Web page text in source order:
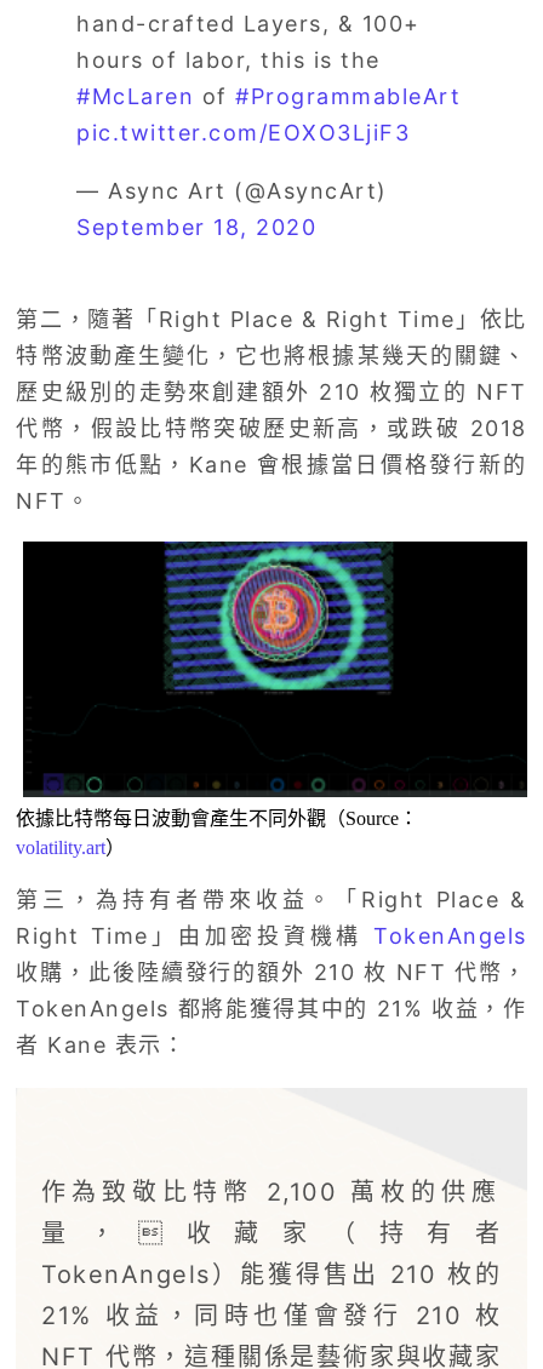
hand-crafted Layers, & 100+
hours of labor, this is the
#McLaren of#ProgrammableArt
pic.twitter.com/EOXO3LjiF3
— Async Art (@AsyncArt)
September 18, 2020
第二，隨著「Right Place & Right Time」依比
特幣波動產生變化，它也將根據某幾天的關鍵、
歷史級別的走勢來創建額外 210 枚獨立的 NFT
代幣，假設比特幣突破歷史新高，或跌破 2018
年的熊市低點，Kane 會根據當日價格發行新的
NFT。
依據比特幣每日波動會產生不同外觀（Source：
volatility.art）
第三，為持有者帶來收益。「Right Place &
Right Time」由加密投資機構TokenAngels
收購，此後陸續發行的額外 210 枚 NFT 代幣，
TokenAngels 都將能獲得其中的 21% 收益，作
者 Kane 表示：
作為致敬比特幣 2,100 萬枚的供應
量，收藏家（持有者
TokenAngels）能獲得售出 210 枚的
21% 收益，同時也僅會發行 210 枚
NFT 代幣，這種關係是藝術家與收藏家